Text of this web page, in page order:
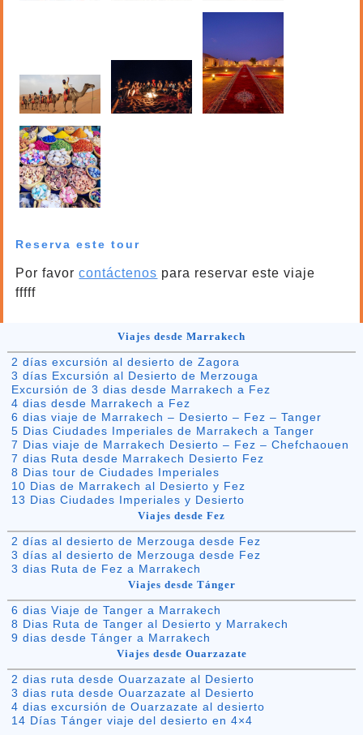
Reserva este tour
Por favorcontáctenos para reservar este viaje
fffff
Viajes desde Marrakech
2 días excursión al desierto de Zagora
3 días Excursión al Desierto de Merzouga
Excursión de 3 dias desde Marrakech a Fez
4 dias desde Marrakech a Fez
6 dias viaje de Marrakech – Desierto – Fez – Tanger
5 Dias Ciudades Imperiales de Marrakech a Tanger
7 Dias viaje de Marrakech Desierto – Fez – Chefchaouen
7 dias Ruta desde Marrakech Desierto Fez
8 Dias tour de Ciudades Imperiales
10 Dias de Marrakech al Desierto y Fez
13 Dias Ciudades Imperiales y Desierto
Viajes desde Fez
2 días al desierto de Merzouga desde Fez
3 días al desierto de Merzouga desde Fez
3 dias Ruta de Fez a Marrakech
Viajes desde Tánger
6 dias Viaje de Tanger a Marrakech
8 Dias Ruta de Tanger al Desierto y Marrakech
9 dias desde Tánger a Marrakech
Viajes desde Ouarzazate
2 dias ruta desde Ouarzazate al Desierto
3 dias ruta desde Ouarzazate al Desierto
4 dias excursión de Ouarzazate al desierto
14 Días Tánger viaje del desierto en 4×4